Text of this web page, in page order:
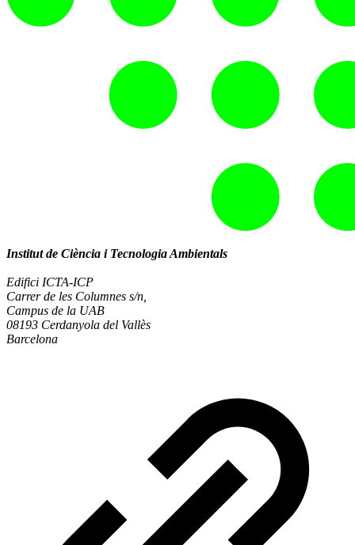
Institut de Ciència i Tecnologia Ambientals
Edifici ICTA-ICP
Carrer de les Columnes s/n,
Campus de la UAB
08193 Cerdanyola del Vallès
Barcelona